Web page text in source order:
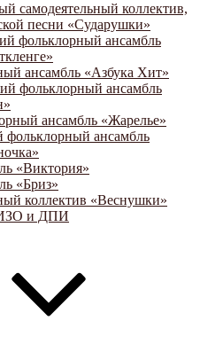
самодеятельный коллектив,
песни «Сударушки»
фольклорный ансамбль
ансамбль «Азбука Хит»
фольклорный ансамбль
ансамбль «Жарелье»
фольклорный ансамбль
«Виктория»
«Бриз»
коллектив «Веснушки»
и ДПИ